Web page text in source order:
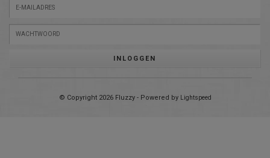
INLOGGEN
© Copyright 2026 Fluzzy - Powered by Lightspeed